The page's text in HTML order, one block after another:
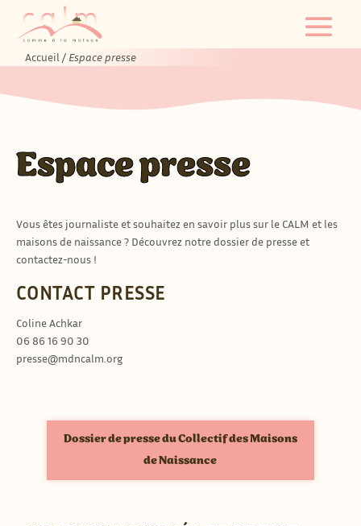
Accueil / Espace presse
Espace presse
Vous êtes journaliste et souhaitez en savoir plus sur le CALM et les
maisons de naissance ? Découvrez notre dossier de presse et
contactez-nous !
CONTACT PRESSE
Coline Achkar
06 86 16 90 30
presse@mdncalm.org
Dossier de presse du Collectif des Maisons
de Naissance